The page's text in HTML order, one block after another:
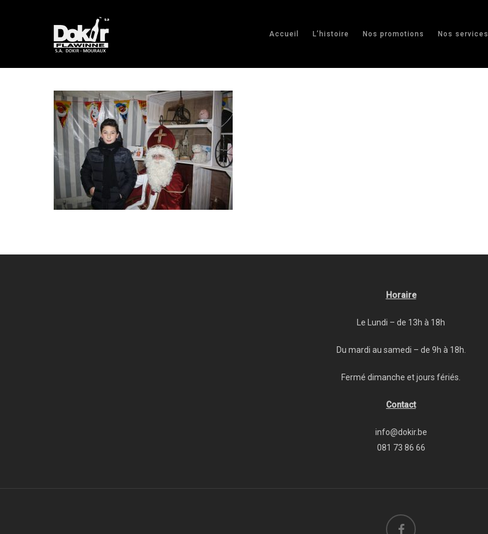
Accueil L’histoire Nos promotions Nos services
Horaire
Le Lundi – de 13h à 18h
Du mardi au samedi – de 9h à 18h.
Fermé dimanche et jours fériés.
Contact
info@dokir.be
081 73 86 66